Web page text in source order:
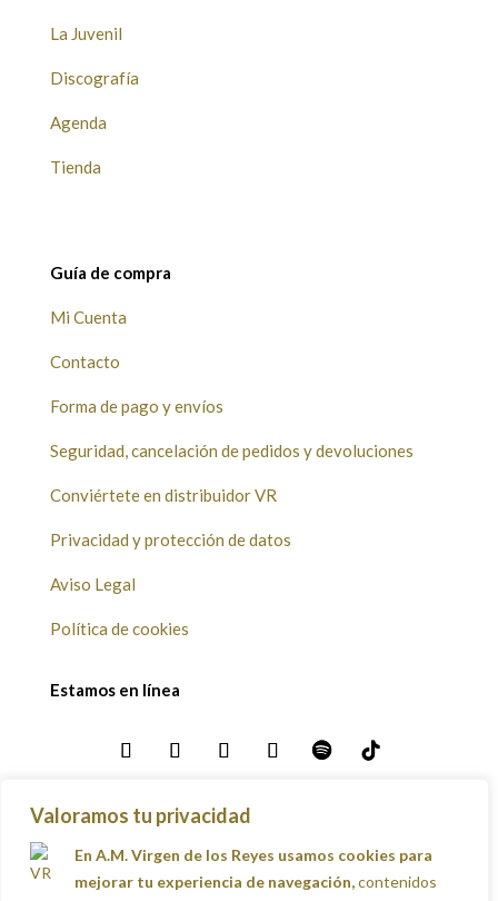
Valoramos tu privacidad
En A.M. Virgen de los Reyes usamos cookies para
mejorar tu experiencia de navegación,contenidos
La Juvenil
Discografía
Agenda
Tienda
Guía de compra
Mi Cuenta
Contacto
Forma de pago y envíos
Seguridad, cancelación de pedidos y devoluciones
Conviértete en distribuidor VR
Privacidad y protección de datos
Aviso Legal
Política de cookies
Estamos en línea